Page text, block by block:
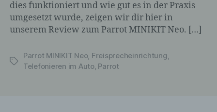
dies funktioniert und wie gut es in der Praxis
umgesetzt wurde, zeigen wir dir hier in
unserem Review zum Parrot MINIKIT Neo. […]
Schlagwörter
Parrot MINIKIT Neo, Freisprecheinrichtung,
Telefonieren im Auto, Parrot
Wegen, beispielsweise telefonisch, an uns zu
übermitteln.
Begriffsbestimmungen
Die Datenschutzerklärung beruht auf den
Begrifflichkeiten, die durch den Europäischen